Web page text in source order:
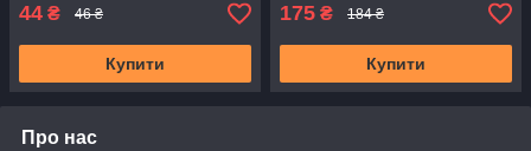
44 ₴ 46 ₴
Купити
175 ₴ 184 ₴
Купити
Про нас